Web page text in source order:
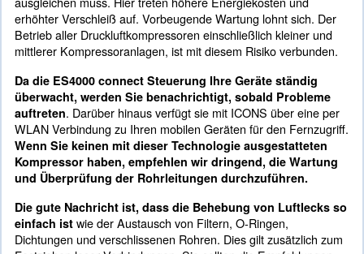
Um es in Kosten greifbar zu machen: Ein Leck von
bar Arbeitsdruck kann zu einem jährlichen
32.500 EUR führen. Eine einfache Möglichkeit, um
ob Luft austritt, besteht darin, Seifenwasser auf
Verbindungsstellen und Leitungen aufzutragen.
Blasen bilden, wissen Sie, dass Luft austritt.
Eine weitere Methode ist die Überwachung von
Ein Einbruch von 10 % oder mehr bedeutet, dass
Ihrem Kompressor eine lose Verbindung vorliegt. Mit
ES4000 connect Steuerung können Sie dies digital
nachvollziehen.